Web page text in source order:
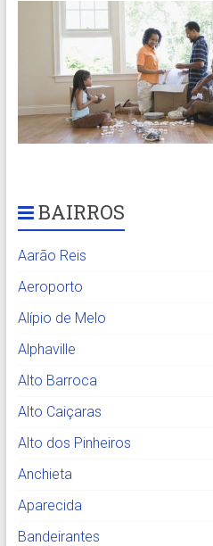
BAIRROS
Aarão Reis
Aeroporto
Alípio de Melo
Alphaville
Alto Barroca
Alto Caiçaras
Alto dos Pinheiros
Anchieta
Aparecida
Bandeirantes